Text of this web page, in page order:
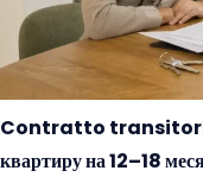
Contratto transitorio
квартиру на 12–18